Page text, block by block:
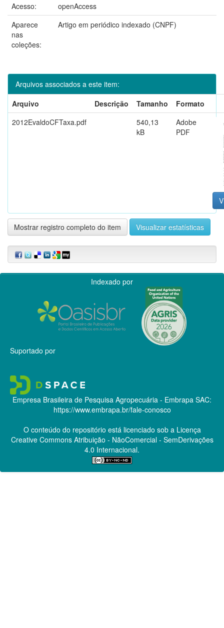
Acesso:
openAccess
Aparece
nas
coleções:
Artigo em periódico indexado (CNPF)
Arquivos associados a este item:
Arquivo
Descrição Tamanho
Formato
2012EvaldoCFTaxa.pdf
540,13
kB
Adobe
PDF
Mostrar registro completo do item Visualizar estatísticas
Indexado por
Suportado por
Empresa Brasileira de Pesquisa Agropecuária - Embrapa SAC:
https://www.embrapa.br/fale-conosco
O conteúdo do repositório está licenciado sob a Licença
Creative CommonsAtribuição - NãoComercial - SemDerivações
4.0 Internacional.